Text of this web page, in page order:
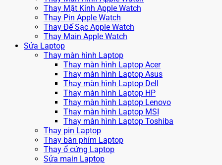
Thay Mặt Kính Apple Watch
Thay Pin Apple Watch
Thay Đế Sạc Apple Watch
Thay Main Apple Watch
Sửa Laptop
Thay màn hình Laptop
Thay màn hình Laptop Acer
Thay màn hình Laptop Asus
Thay màn hình Laptop Dell
Thay màn hình Laptop HP
Thay màn hình Laptop Lenovo
Thay màn hình Laptop MSI
Thay màn hình Laptop Toshiba
Thay pin Laptop
Thay bàn phím Laptop
Thay ổ cứng Laptop
Sửa main Laptop